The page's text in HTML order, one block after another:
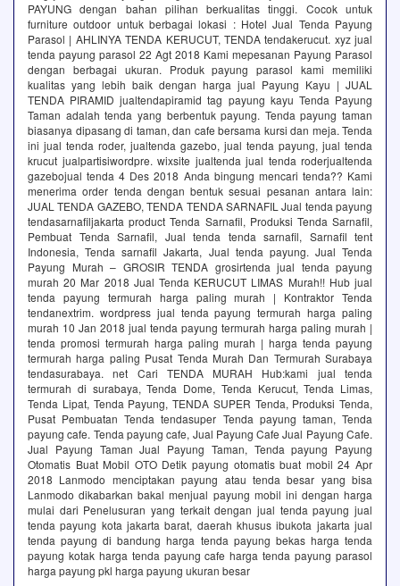
PAYUNG dengan bahan pilihan berkualitas tinggi. Cocok untuk
furniture outdoor untuk berbagai lokasi : Hotel Jual Tenda Payung
Parasol | AHLINYA TENDA KERUCUT, TENDA tendakerucut. xyz jual
tenda payung parasol 22 Agt 2018 Kami mepesanan Payung Parasol
dengan berbagai ukuran. Produk payung parasol kami memiliki
kualitas yang lebih baik dengan harga jual Payung Kayu | JUAL
TENDA PIRAMID jualtendapiramid tag payung kayu Tenda Payung
Taman adalah tenda yang berbentuk payung. Tenda payung taman
biasanya dipasang di taman, dan cafe bersama kursi dan meja. Tenda
ini jual tenda roder, jualtenda gazebo, jual tenda payung, jual tenda
krucut jualpartisiwordpre. wixsite jualtenda jual tenda roderjualtenda
gazebojual tenda 4 Des 2018 Anda bingung mencari tenda?? Kami
menerima order tenda dengan bentuk sesuai pesanan antara lain:
JUAL TENDA GAZEBO, TENDA TENDA SARNAFIL Jual tenda payung
tendasarnafiljakarta product Tenda Sarnafil, Produksi Tenda Sarnafil,
Pembuat Tenda Sarnafil, Jual tenda tenda sarnafil, Sarnafil tent
Indonesia, Tenda sarnafil Jakarta, Jual tenda payung. Jual Tenda
Payung Murah – GROSIR TENDA grosirtenda jual tenda payung
murah 20 Mar 2018 Jual Tenda KERUCUT LIMAS Murah!! Hub jual
tenda payung termurah harga paling murah | Kontraktor Tenda
tendanextrim. wordpress jual tenda payung termurah harga paling
murah 10 Jan 2018 jual tenda payung termurah harga paling murah |
tenda promosi termurah harga paling murah | harga tenda payung
termurah harga paling Pusat Tenda Murah Dan Termurah Surabaya
tendasurabaya. net Cari TENDA MURAH Hub:kami jual tenda
termurah di surabaya, Tenda Dome, Tenda Kerucut, Tenda Limas,
Tenda Lipat, Tenda Payung, TENDA SUPER Tenda, Produksi Tenda,
Pusat Pembuatan Tenda tendasuper Tenda payung taman, Tenda
payung cafe. Tenda payung cafe, Jual Payung Cafe Jual Payung Cafe.
Jual Payung Taman Jual Payung Taman, Tenda payung Payung
Otomatis Buat Mobil OTO Detik payung otomatis buat mobil 24 Apr
2018 Lanmodo menciptakan payung atau tenda besar yang bisa
Lanmodo dikabarkan bakal menjual payung mobil ini dengan harga
mulai dari Penelusuran yang terkait dengan jual tenda payung jual
tenda payung kota jakarta barat, daerah khusus ibukota jakarta jual
tenda payung di bandung harga tenda payung bekas harga tenda
payung kotak harga tenda payung cafe harga tenda payung parasol
harga payung pkl harga payung ukuran besar